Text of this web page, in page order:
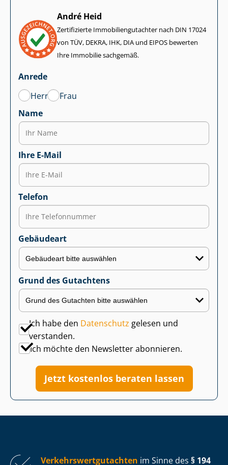
André Heid
Zertifizierte Im­mo­bi­li­en­gut­ach­ter nach DIN 17024
von TÜV, DEKRA, IHK, DIA und EIPOS bewerten
Ihre Immobilie sachgemäß.
Anrede
Herr
Frau
Name
Ihre E-Mail
Telefon
Gebäudeart
Grund des Gutachtens
Ich habe den Datenschutz gelesen und
verstanden.
Ich möchte den Newsletter abonnieren.
Jetzt kostenlos beraten lassen
Ver­kehrs­wert­gut­ach­ten im Sinne des § 194